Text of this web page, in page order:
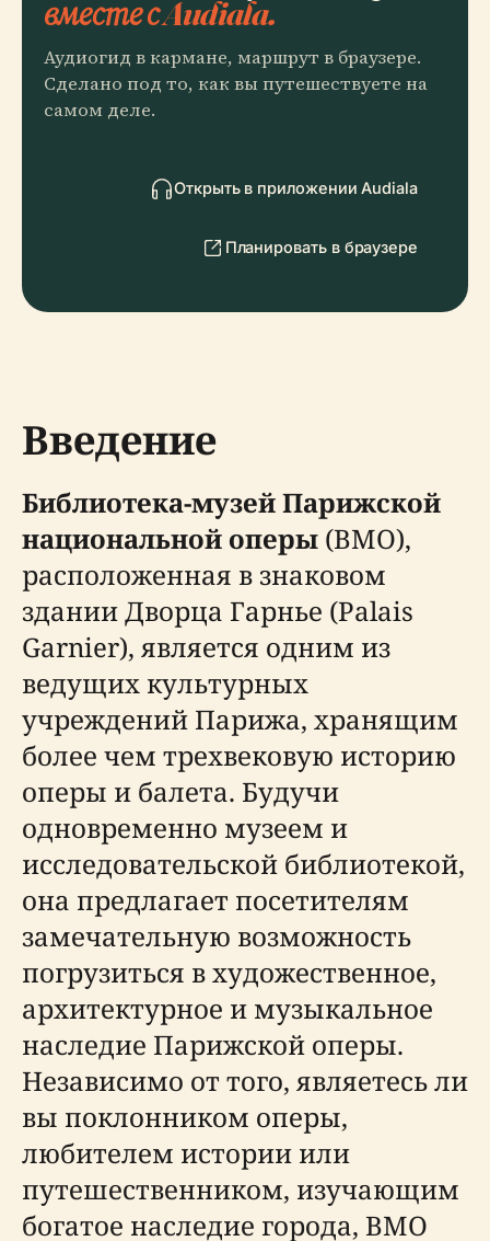
вместе с Audiala.
Аудиогид в кармане, маршрут в браузере.
Сделано под то, как вы путешествуете на
самом деле.
Открыть в приложении Audiala
Планировать в браузере
Введение
Библиотека-музей Парижской
национальной оперы (BMO),
расположенная в знаковом
здании Дворца Гарнье (Palais
Garnier), является одним из
ведущих культурных
учреждений Парижа, хранящим
более чем трехвековую историю
оперы и балета. Будучи
одновременно музеем и
исследовательской библиотекой,
она предлагает посетителям
замечательную возможность
погрузиться в художественное,
архитектурное и музыкальное
наследие Парижской оперы.
Независимо от того, являетесь ли
вы поклонником оперы,
любителем истории или
путешественником, изучающим
богатое наследие города, BMO